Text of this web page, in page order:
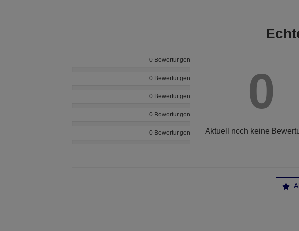
0 Bewertungen
0 Bewertungen
0 Bewertungen
0 Bewertungen
0 Bewertungen
0
Aktuell noch keine